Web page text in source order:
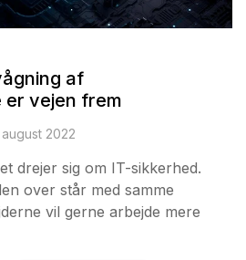
af
er vejen frem
august 2022
drejer sig om IT-sikkerhed.
over står med samme
vil gerne arbejde mere